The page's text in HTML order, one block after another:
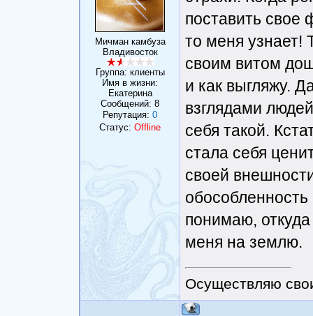
Мичман камбуза
Владивосток
Группа: клиенты
Имя в жизни:
Екатерина
Сообщений: 8
Репутация: 0
Статус: Offline
поставить свое
то меня узнает!
своим витом
и как выгляжу.
взглядами
себя такой.
стала себя
своей
понимаю,
меня на землю.
Осуществляю